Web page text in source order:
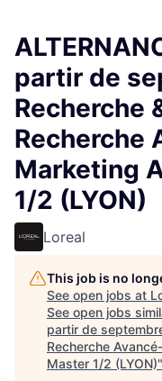
partir de
Recherche
Recherche
Marketing
1/2 (LYON)
Loreal
This job is no
See open jobs at
See open jobs
partir de
Recherche
Master 1/2 (LYON)"